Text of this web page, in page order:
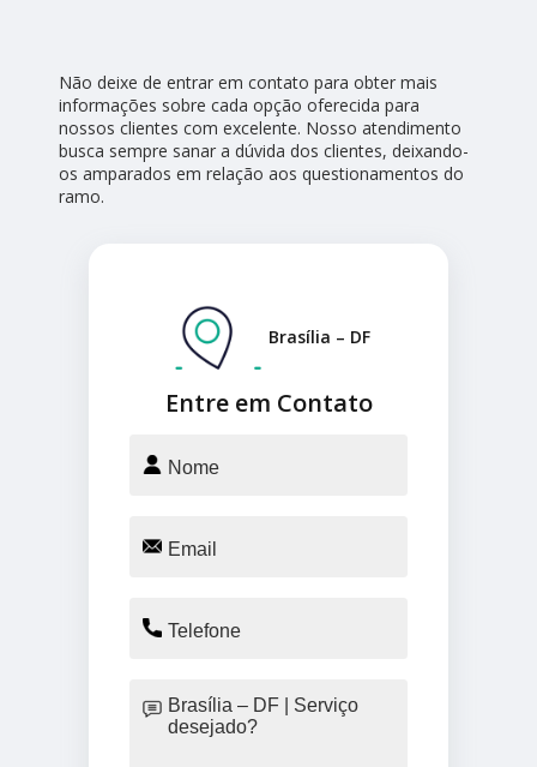
Não deixe de entrar em contato para obter mais
informações sobre cada opção oferecida para
nossos clientes com excelente. Nosso atendimento
busca sempre sanar a dúvida dos clientes, deixando-
os amparados em relação aos questionamentos do
ramo.
Entre em Contato
Brasília – DF